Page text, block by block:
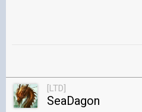
[LTD]
SeaDagon